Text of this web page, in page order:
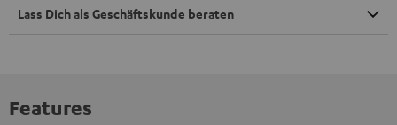
Lass Dich als Geschäftskunde beraten
Features